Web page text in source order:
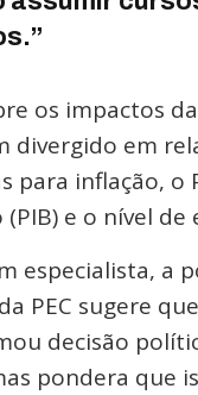
os impactos da
divergido em
para inflação, o
e o nível de
especialista, a
PEC sugere
decisão
pondera que